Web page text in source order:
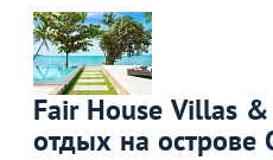
Fair House Villas
отдых на острове